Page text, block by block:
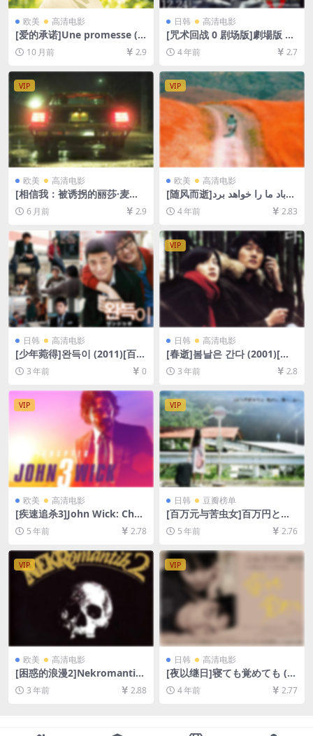
欧美 高清电影
[爱的承诺]Une promesse (2
013)[百度网盘+夸克网盘1080
P超清未删减资源][网盘在线播
幕]
10 月前 2.9
日韩 高清电影
[咒术回战 0 剧场版]劇場版 呪
術廻戦 0 (2021)[百度网盘+迅
雷云盘资源1080P超清未删减]
4 年前 2.7
VIP
欧美 高清电影
[相信我：被诱拐的丽莎·麦克
维]Believe Me: The Abducti
on of Lisa McVey (2018)[百
度网盘+夸克网盘1080P超清
未删减资源][网盘在线播放/下
载][MP4/3.9GB][中文字幕]
6 月前 2.9
VIP
欧美 高清电影
[随风而逝]باد ما را خواهد برد
(1999)[百度网盘+迅雷云盘资
源1080P超清未删减][MP4/7.
7GB][中文字幕]
4 年前 2.83
日韩 高清电影
[少年菀得]완득이 (2011)[百度
网盘+迅雷云盘资源1080P超
清][MP4/7GB][韩语中字]
3 年前 0
VIP
日韩 高清电影
[春逝]봄날은 간다 (2001)[百
度网盘+迅雷云盘资源1080P
超清未删减][MP4/7GB][韩语
中字]
3 年前 2.8
VIP
欧美 高清电影
[疾速追杀3]John Wick: Chap
ter 3 – Parabellum (2019)
[百度网盘+迅雷云盘资源1080
英字幕]
5 年前 2.78
VIP
日韩 豆瓣榜单
[百万元与苦虫女]百万円と苦
虫女 (2008)[百度网盘+迅雷云
盘资源1080P超清未删减][MP
5 年前 2.76
VIP
欧美 高清电影
[困惑的浪漫2]Nekromantik
2 (1991)[百度网盘+夸克网盘1
080P超清未删减资源][网盘在
3 年前 2.88
VIP
日韩 高清电影
[夜以继日]寝ても覚めても (2
018)[百度网盘+迅雷云盘资源
1080P超清未删减][MP4/7.1G
4 年前 2.77